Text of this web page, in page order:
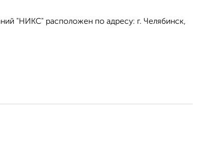
"НИКС" расположен по адресу: г. Челябинск,